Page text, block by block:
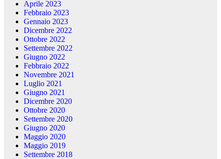
Aprile 2023
Febbraio 2023
Gennaio 2023
Dicembre 2022
Ottobre 2022
Settembre 2022
Giugno 2022
Febbraio 2022
Novembre 2021
Luglio 2021
Giugno 2021
Dicembre 2020
Ottobre 2020
Settembre 2020
Giugno 2020
Maggio 2020
Maggio 2019
Settembre 2018